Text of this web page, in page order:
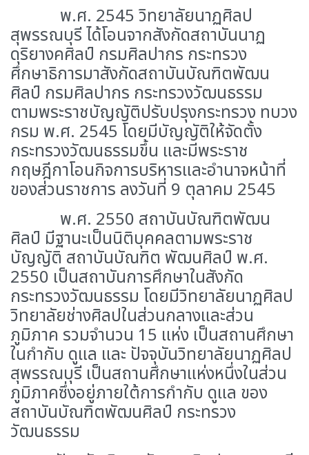
พ.ศ. 2545 วิทยาลัยนาฏศิลป
สุพรรณบุรี ได้โอนจากสังกัดสถาบันนาฏ
ดุริยางคศิลป์ กรมศิลปากร กระทรวง
ศึกษาธิการมาสังกัดสถาบันบัณฑิตพัฒน
ศิลป์ กรมศิลปากร กระทรวงวัฒนธรรม
ตามพระราชบัญญัติปรับปรุงกระทรวง ทบวง
กรม พ.ศ. 2545 โดยมีบัญญัติให้จัดตั้ง
กระทรวงวัฒนธรรมขึ้น และมีพระราช
กฤษฎีกาโอนกิจการบริหารและอํานาจหน้าที่
ของส่วนราชการ ลงวันที่ 9 ตุลาคม 2545
พ.ศ. 2550 สถาบันบัณฑิตพัฒน
ศิลป์ มีฐานะเป็นนิติบุคคลตามพระราช
บัญญัติ สถาบันบัณฑิต พัฒนศิลป์ พ.ศ.
2550 เป็นสถาบันการศึกษาในสังกัด
กระทรวงวัฒนธรรม โดยมีวิทยาลัยนาฏศิลป
วิทยาลัยช่างศิลปในส่วนกลางและส่วน
ภูมิภาค รวมจํานวน 15 แห่ง เป็นสถานศึกษา
ในกํากับ ดูแล และ ปัจจุบันวิทยาลัยนาฏศิลป
สุพรรณบุรี เป็นสถานศึกษาแห่งหนึ่งในส่วน
ภูมิภาคซึ่งอยู่ภายใต้การกํากับ ดูแล ของ
สถาบันบัณฑิตพัฒนศิลป์ กระทรวง
วัฒนธรรม